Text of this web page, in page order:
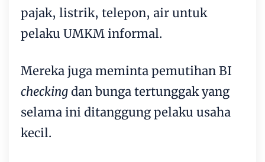
pajak, listrik, telepon, air untuk
pelaku UMKM informal.
Mereka juga meminta pemutihan BI
checking dan bunga tertunggak yang
selama ini ditanggung pelaku usaha
kecil.